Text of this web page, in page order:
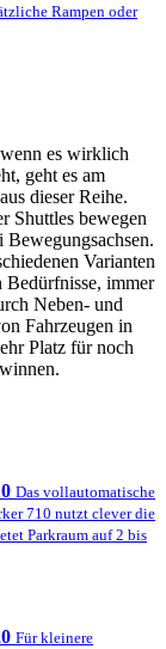
Rampen oder
es wirklich
geht es am
dieser Reihe.
Shuttles bewegen
Bewegungsachsen.
Varianten
Bedürfnisse, immer
Neben- und
Fahrzeugen in
Platz für noch
Das vollautomatische
710 nutzt clever die
Parkraum auf 2 bis
Für kleinere